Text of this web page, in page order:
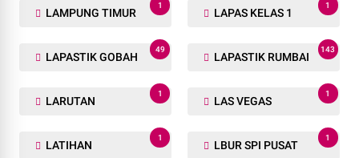
LAMPUNG TIMUR
1
LAPAS KELAS 1
1
LAPASTIK GOBAH
49
LAPASTIK RUMBAI
143
LARUTAN
1
LAS VEGAS
1
LATIHAN
1
LBUR SPI PUSAT
1